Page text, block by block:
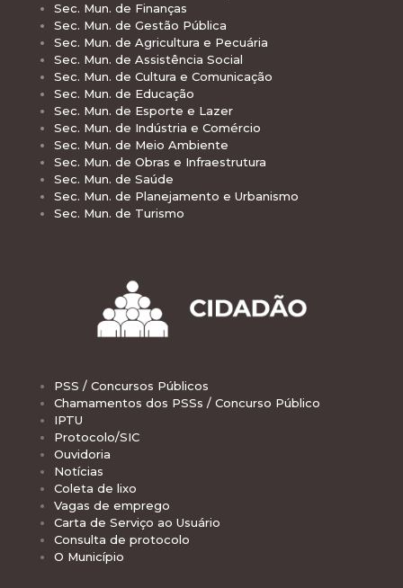
Sec. Mun. de Finanças
Sec. Mun. de Gestão Pública
Sec. Mun. de Agricultura e Pecuária
Sec. Mun. de Assistência Social
Sec. Mun. de Cultura e Comunicação
Sec. Mun. de Educação
Sec. Mun. de Esporte e Lazer
Sec. Mun. de Indústria e Comércio
Sec. Mun. de Meio Ambiente
Sec. Mun. de Obras e Infraestrutura
Sec. Mun. de Saúde
Sec. Mun. de Planejamento e Urbanismo
Sec. Mun. de Turismo
PSS / Concursos Públicos
Chamamentos dos PSSs / Concurso Público
IPTU
Protocolo/SIC
Ouvidoria
Notícias
Coleta de lixo
Vagas de emprego
Carta de Serviço ao Usuário
Consulta de protocolo
O Município